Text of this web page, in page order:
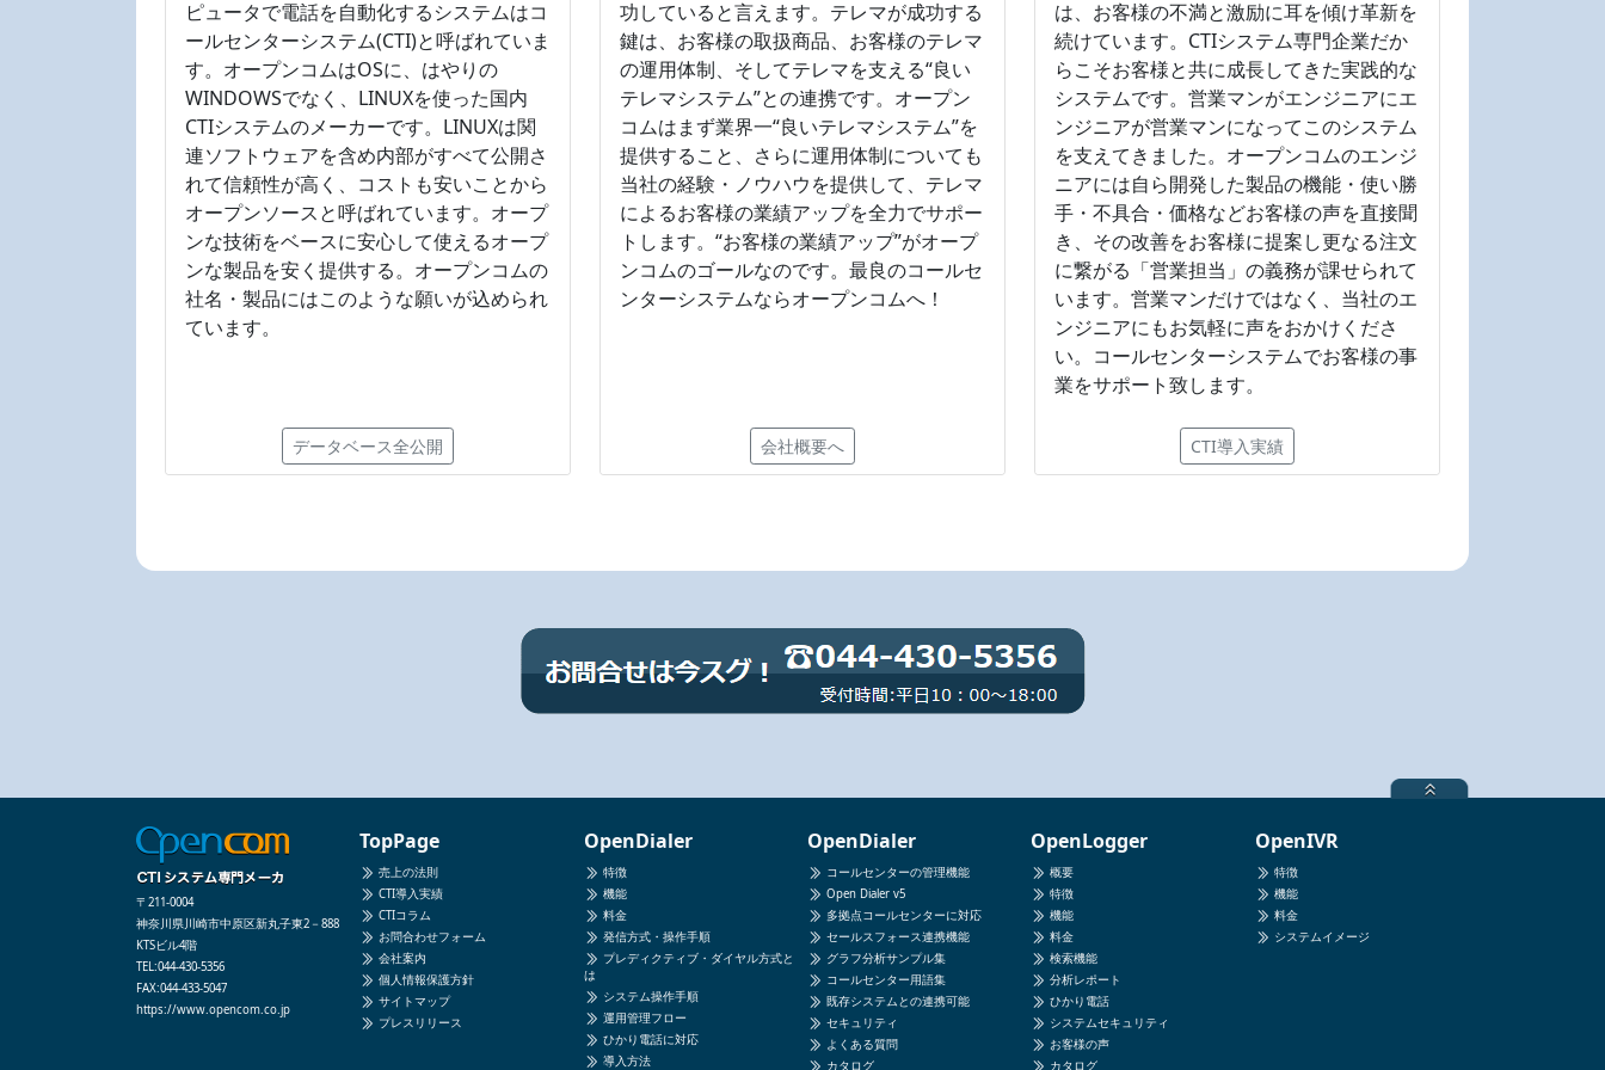
ピュータで電話を自動化するシステムはコ
ールセンターシステム(CTI)と呼ばれていま
す。オープンコムはOSに、はやりの
WINDOWSでなく、LINUXを使った国内
CTIシステムのメーカーです。LINUXは関
連ソフトウェアを含め内部がすべて公開さ
れて信頼性が高く、コストも安いことから
オープンソースと呼ばれています。オープ
ンな技術をベースに安心して使えるオープ
ンな製品を安く提供する。オープンコムの
社名・製品にはこのような願いが込められ
ています。
データベース全公開
功していると言えます。テレマが成功する
鍵は、お客様の取扱商品、お客様のテレマ
の運用体制、そしてテレマを支える“良い
テレマシステム”との連携です。オープン
コムはまず業界一“良いテレマシステム”を
提供すること、さらに運用体制についても
当社の経験・ノウハウを提供して、テレマ
によるお客様の業績アップを全力でサポー
トします。“お客様の業績アップ”がオープ
ンコムのゴールなのです。最良のコールセ
ンターシステムならオープンコムへ！
会社概要へ
は、お客様の不満と激励に耳を傾け革新を
続けています。CTIシステム専門企業だか
らこそお客様と共に成長してきた実践的な
システムです。営業マンがエンジニアにエ
ンジニアが営業マンになってこのシステム
を支えてきました。オープンコムのエンジ
ニアには自ら開発した製品の機能・使い勝
手・不具合・価格などお客様の声を直接聞
き、その改善をお客様に提案し更なる注文
に繋がる「営業担当」の義務が課せられて
います。営業マンだけではなく、当社のエ
ンジニアにもお気軽に声をおかけくださ
い。コールセンターシステムでお客様の事
業をサポート致します。
CTI導入実績
〒211-0004
神奈川県川崎市中原区新丸子東2－888
KTSビル4階
TEL:044-430-5356
FAX:044-433-5047
https://www.opencom.co.jp
TopPage
売上の法則
CTI導入実績
CTIコラム
お問合わせフォーム
会社案内
個人情報保護方針
サイトマップ
プレスリリース
OpenDialer
特徴
機能
料金
発信方式・操作手順
プレディクティブ・ダイヤル方式と
は
システム操作手順
運用管理フロー
ひかり電話に対応
導入方法
OpenDialer
コールセンターの管理機能
Open Dialer v5
多拠点コールセンターに対応
セールスフォース連携機能
グラフ分析サンプル集
コールセンター用語集
既存システムとの連携可能
セキュリティ
よくある質問
カタログ
OpenLogger
概要
特徴
機能
料金
検索機能
分析レポート
ひかり電話
システムセキュリティ
お客様の声
カタログ
OpenIVR
特徴
機能
料金
システムイメージ